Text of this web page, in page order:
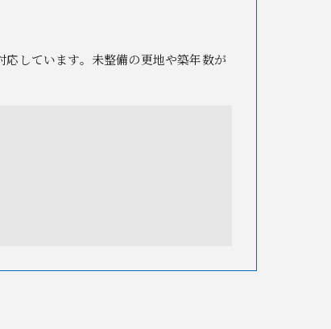
しています。未整備の更地や築年数が